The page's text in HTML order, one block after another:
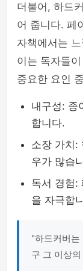
더불어, 하드
어 줍니다. 페
자책에서는
이는 독자들
중요한 요인
내구성: 종
합니다.
소장 가치:
우가 많습
독서 경험:
을 자극합
"하드커버는
구 그 이상